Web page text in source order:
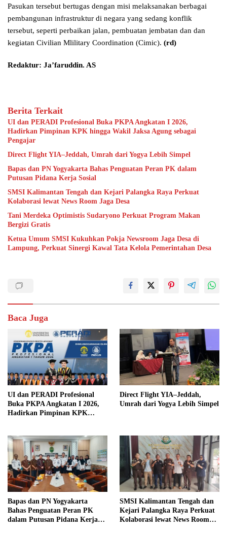
Pasukan tersebut bertugas dengan misi melaksanakan berbagai
pembangunan infrastruktur di negara yang sedang konflik
tersebut, seperti perbaikan jalan, pembuatan jembatan dan dan
kegiatan Civilian Mlilitary Coordination (Cimic). (rd)
Redaktur: Ja’faruddin. AS
Berita Terkait
UI dan PERADI Profesional Buka PKPA Angkatan I 2026,
Hadirkan Pimpinan KPK hingga Wakil Jaksa Agung sebagai
Pengajar
Direct Flight YIA–Jeddah, Umrah dari Yogya Lebih Simpel
Bapas dan PN Yogyakarta Bahas Penguatan Peran PK dalam
Putusan Pidana Kerja Sosial
SMSI Kalimantan Tengah dan Kejari Palangka Raya Perkuat
Kolaborasi lewat News Room Jaga Desa
Tani Merdeka Optimistis Sudaryono Perkuat Program Makan
Bergizi Gratis
Ketua Umum SMSI Kukuhkan Pokja Newsroom Jaga Desa di
Lampung, Perkuat Sinergi Kawal Tata Kelola Pemerintahan Desa
Baca Juga
UI dan PERADI Profesional
Buka PKPA Angkatan I 2026,
Hadirkan Pimpinan KPK
Direct Flight YIA–Jeddah,
Umrah dari Yogya Lebih Simpel
Bapas dan PN Yogyakarta
Bahas Penguatan Peran PK
dalam Putusan Pidana Kerja
SMSI Kalimantan Tengah dan
Kejari Palangka Raya Perkuat
Kolaborasi lewat News Room